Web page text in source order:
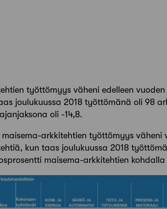
työttömyys väheni edelleen
joulukuussa 2018 työttömänä oli 98
oli -14,8.
maisema-arkkitehtien työttömyys väheni
kun taas joulukuussa 2018
maisema-arkkitehtien